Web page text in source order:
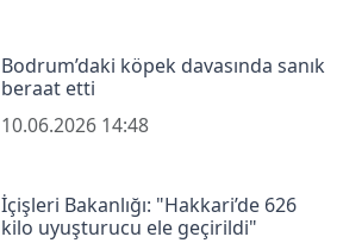
Bodrum’daki köpek davasında sanık
beraat etti
10.06.2026 14:48
İçişleri Bakanlığı: "Hakkari’de 626
kilo uyuşturucu ele geçirildi"